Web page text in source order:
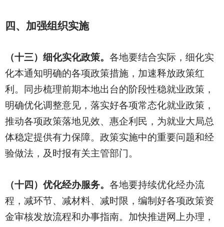
四、加强组织实施
（十三）细化实化政策。 各地要结合实际，细化实
化本通知明确的各项政策措施，加速释放政策红
利。同步梳理前期本地出台的阶段性稳就业政策，
明确优化调整意见，落实好各项常态化就业政策，
推动各项政策落地见效、惠企利民，为就业大局总
体稳定提供有力保障。政策实施中的重要问题和经
验做法，及时报有关主管部门。
（十四）优化经办服务。 各地要持续优化经办流
程，减环节、减材料、减时限，编制好各项政策资
金审核发放流程和办事指南。加快推进网上办理，